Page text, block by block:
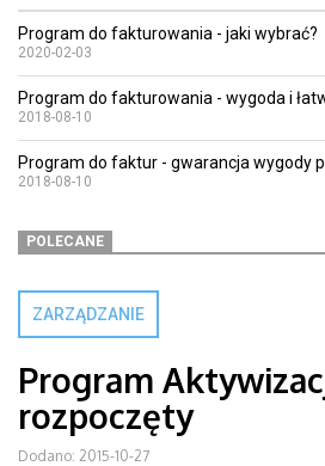
Program do fakturowania - jaki wybrać?
2020-02-03
Program do fakturowania - wygoda i
2018-08-10
Program do faktur - gwarancja wygody
2018-08-10
POLECANE
ZARZĄDZANIE
Program
rozpoczęty
Dodano: 2015-10-27